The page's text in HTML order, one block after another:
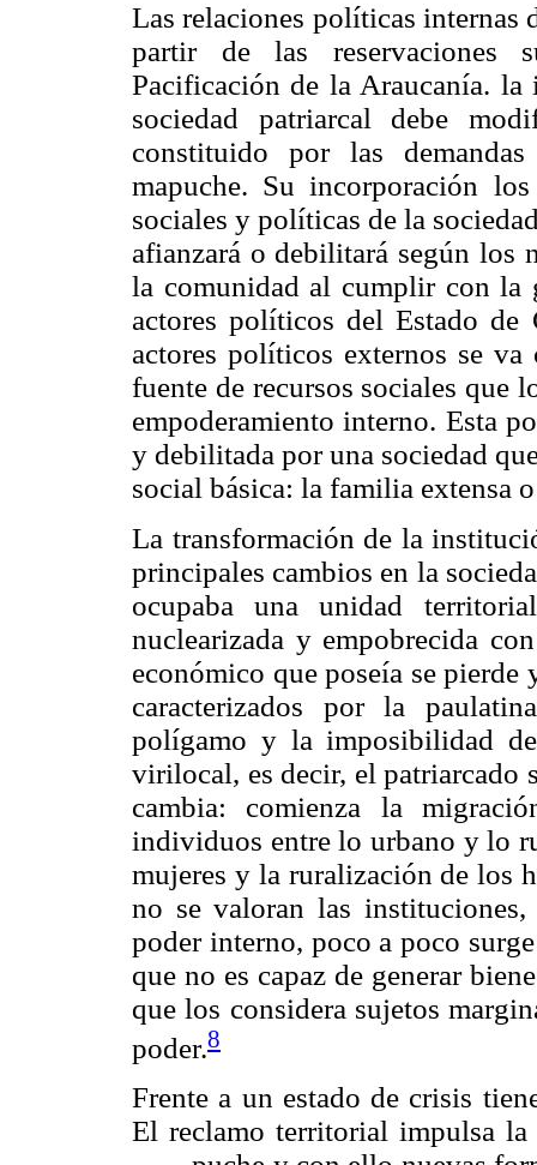
Las relaciones políticas internas
partir de las reservaciones
Pacificación de la Araucanía.
sociedad patriarcal debe
constituido por las
mapuche. Su incorporación
sociales y políticas de la
afianzará o debilitará según los
la comunidad al cumplir con la
actores políticos del Estado de
actores políticos externos se
fuente de recursos sociales que
empoderamiento interno. Esta
y debilitada por una sociedad
social básica: la familia extensa
La transformación de la
principales cambios en la
ocupaba una unidad
nuclearizada y empobrecida
económico que poseía se
caracterizados por la
polígamo y la imposibilidad
virilocal, es decir, el patriarcado
cambia: comienza la
individuos entre lo urbano y lo
mujeres y la ruralización de los
no se valoran las
poder interno, poco a poco
que no es capaz de generar
que los considera sujetos
poder.8
Frente a un estado de crisis
El reclamo territorial impulsa